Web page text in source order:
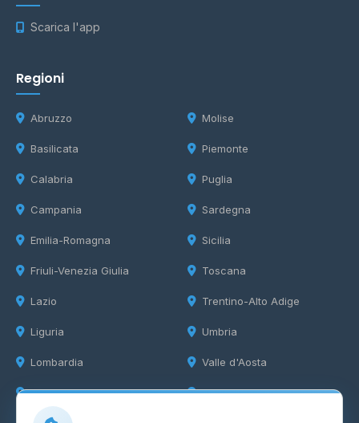
Scarica l'app
Regioni
Abruzzo
Basilicata
Calabria
Campania
Emilia-Romagna
Friuli-Venezia Giulia
Lazio
Liguria
Lombardia
Marche
Molise
Piemonte
Puglia
Sardegna
Sicilia
Toscana
Trentino-Alto Adige
Umbria
Valle d'Aosta
Veneto